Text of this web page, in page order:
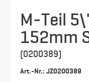
M-Teil
152mm
(0200389)
Art.-Nr.: JZ0200389